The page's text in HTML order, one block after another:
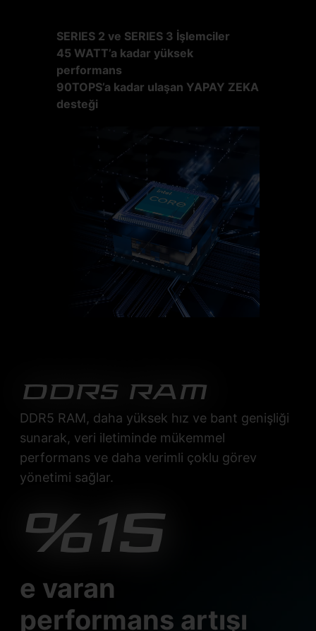
SERIES 2 ve SERIES 3 İşlemciler
45 WATT’a kadar yüksek
performans
90TOPS’a kadar ulaşan YAPAY ZEKA
desteği
DDR5 RAM
DDR5 RAM, daha yüksek hız ve bant genişliği
sunarak, veri iletiminde mükemmel
performans ve daha verimli çoklu görev
yönetimi sağlar.
%15
e varan
performans artışı